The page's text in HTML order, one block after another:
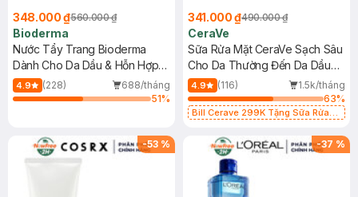
348.000 ₫560.000 ₫
Bioderma
Nước Tẩy Trang Bioderma
Dành Cho Da Dầu & Hỗn Hợp
500ml
4.9 (228)
688/tháng
51%
341.000 ₫490.000 ₫
CeraVe
Sữa Rửa Mặt CeraVe Sạch Sâu
Cho Da Thường Đến Da Dầu
473ml
4.9 (116)
1.5k/tháng
63%
Bill Cerave 299K Tặng Sữa Rửa
-53 % -37 %